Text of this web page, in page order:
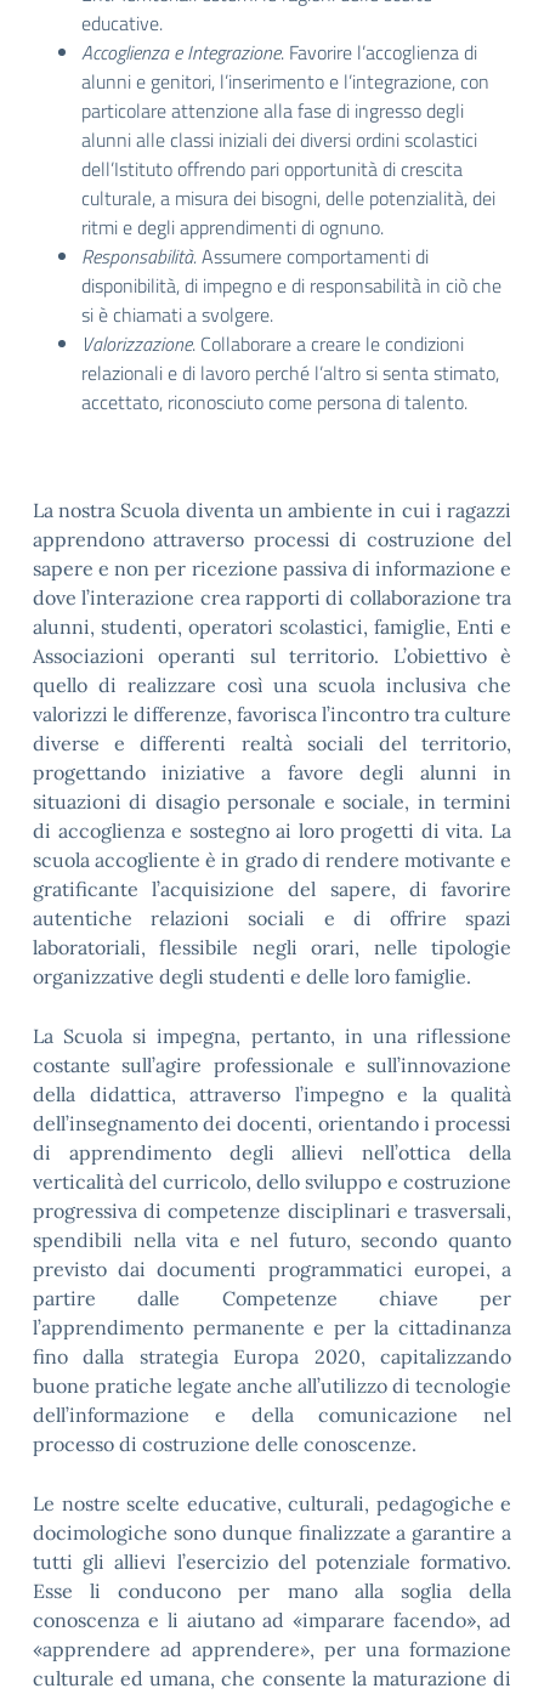
educative.
Accoglienza e Integrazione. Favorire l’accoglienza di
alunni e genitori, l’inserimento e l’integrazione, con
particolare attenzione alla fase di ingresso degli
alunni alle classi iniziali dei diversi ordini scolastici
dell’Istituto offrendo pari opportunità di crescita
culturale, a misura dei bisogni, delle potenzialità, dei
ritmi e degli apprendimenti di ognuno.
Responsabilità. Assumere comportamenti di
disponibilità, di impegno e di responsabilità in ciò che
si è chiamati a svolgere.
Valorizzazione. Collaborare a creare le condizioni
relazionali e di lavoro perché l’altro si senta stimato,
accettato, riconosciuto come persona di talento.
La nostra Scuola diventa un ambiente in cui i ragazzi
apprendono attraverso processi di costruzione del
sapere e non per ricezione passiva di informazione e
dove l’interazione crea rapporti di collaborazione tra
alunni, studenti, operatori scolastici, famiglie, Enti e
Associazioni operanti sul territorio. L’obiettivo è
quello di realizzare così una scuola inclusiva che
valorizzi le differenze, favorisca l’incontro tra culture
diverse e differenti realtà sociali del territorio,
progettando iniziative a favore degli alunni in
situazioni di disagio personale e sociale, in termini
di accoglienza e sostegno ai loro progetti di vita. La
scuola accogliente è in grado di rendere motivante e
gratificante l’acquisizione del sapere, di favorire
autentiche relazioni sociali e di offrire spazi
laboratoriali, flessibile negli orari, nelle tipologie
organizzative degli studenti e delle loro famiglie.
La Scuola si impegna, pertanto, in una riflessione
costante sull’agire professionale e sull’innovazione
della didattica, attraverso l’impegno e la qualità
dell’insegnamento dei docenti, orientando i processi
di apprendimento degli allievi nell’ottica della
verticalità del curricolo, dello sviluppo e costruzione
progressiva di competenze disciplinari e trasversali,
spendibili nella vita e nel futuro, secondo quanto
previsto dai documenti programmatici europei, a
partire dalle Competenze chiave per
l’apprendimento permanente e per la cittadinanza
fino dalla strategia Europa 2020, capitalizzando
buone pratiche legate anche all’utilizzo di tecnologie
dell’informazione e della comunicazione nel
processo di costruzione delle conoscenze.
Le nostre scelte educative, culturali, pedagogiche e
docimologiche sono dunque finalizzate a garantire a
tutti gli allievi l’esercizio del potenziale formativo.
Esse li conducono per mano alla soglia della
conoscenza e li aiutano ad «imparare facendo», ad
«apprendere ad apprendere», per una formazione
culturale ed umana, che consente la maturazione di